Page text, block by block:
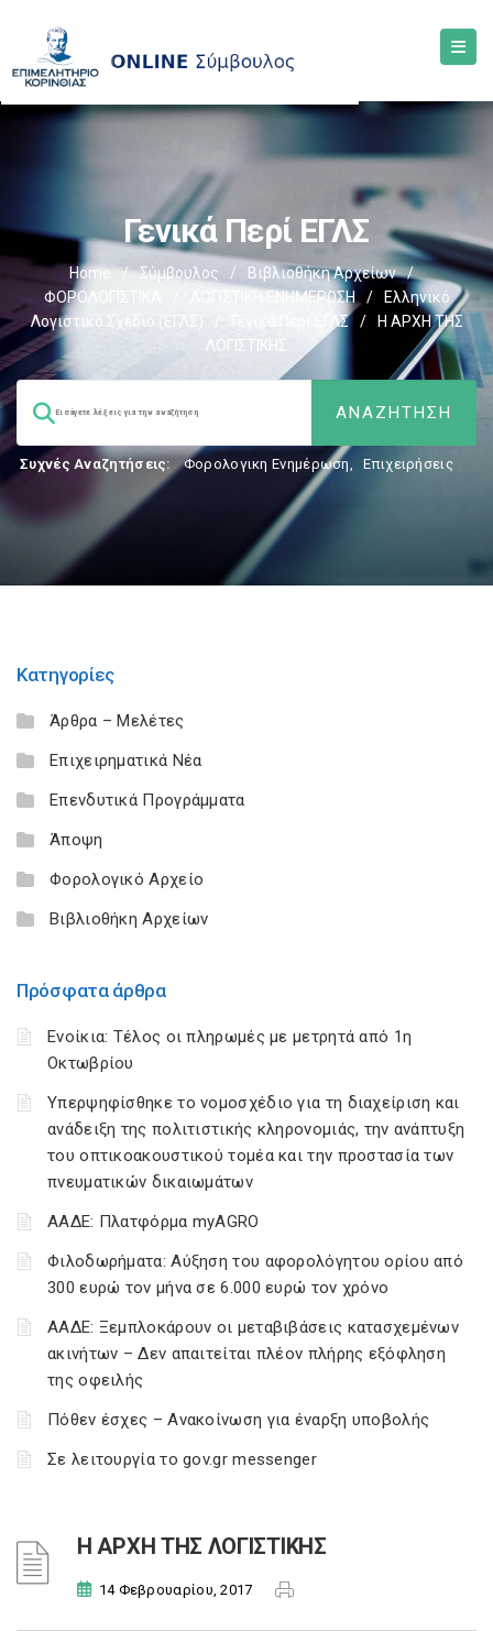
Γενικά Περί ΕΓΛΣ
Home / Σύμβουλος / Βιβλιοθήκη Αρχείων
/
ΦΟΡΟΛΟΓΙΣΤΙΚΑ
ΛΟΓΙΣΤΙΚΗ ΕΝΗΜΕΡΩΣΗ /
Ελληνικό
Λογιστικό Σχέδιο (ΕΓΛΣ)
/ Γενικά Περί ΕΓΛΣ /
Η ΑΡΧΗ ΤΗΣ
ΛΟΓΙΣΤΙΚΗΣ
Συχνές Αναζητήσεις: Φορολογικη Ενημέρωση, Επιχειρήσεις
Κατηγορίες
Άρθρα – Μελέτες
Επιχειρηματικά Νέα
Επενδυτικά Προγράμματα
Άποψη
Φορολογικό Αρχείο
Βιβλιοθήκη Αρχείων
Πρόσφατα άρθρα
Ενοίκια: Τέλος οι πληρωμές με μετρητά από 1η
Οκτωβρίου
Υπερψηφίσθηκε το νομοσχέδιο για τη διαχείριση και
ανάδειξη της πολιτιστικής κληρονομιάς, την ανάπτυξη
του οπτικοακουστικού τομέα και την προστασία των
πνευματικών δικαιωμάτων
ΑΑΔΕ: Πλατφόρμα myAGRO
Φιλοδωρήματα: Αύξηση του αφορολόγητου ορίου από
300 ευρώ τον μήνα σε 6.000 ευρώ τον χρόνο
ΑΑΔΕ: Ξεμπλοκάρουν οι μεταβιβάσεις κατασχεμένων
ακινήτων – Δεν απαιτείται πλέον πλήρης εξόφληση
της οφειλής
Πόθεν έσχες – Ανακοίνωση για έναρξη υποβολής
Σε λειτουργία το gov.gr messenger
Η ΑΡΧΗ ΤΗΣ ΛΟΓΙΣΤΙΚΗΣ
14 Φεβρουαρίου, 2017